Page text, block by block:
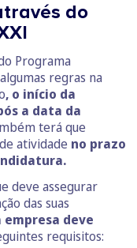
do
Programa
regras na
, o início da
a data da
terá que
atividade no prazo
deve assegurar
das suas
empresa deve
requisitos: